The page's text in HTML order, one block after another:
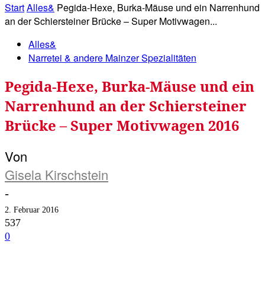
StartAlles& Pegida-Hexe, Burka-Mäuse und ein Narrenhund
an der Schiersteiner Brücke – Super Motivwagen...
Alles&
Narretei & andere Mainzer Spezialitäten
Pegida-Hexe, Burka-Mäuse und ein
Narrenhund an der Schiersteiner
Brücke – Super Motivwagen 2016
Von
Gisela Kirschstein
-
2. Februar 2016
537
0